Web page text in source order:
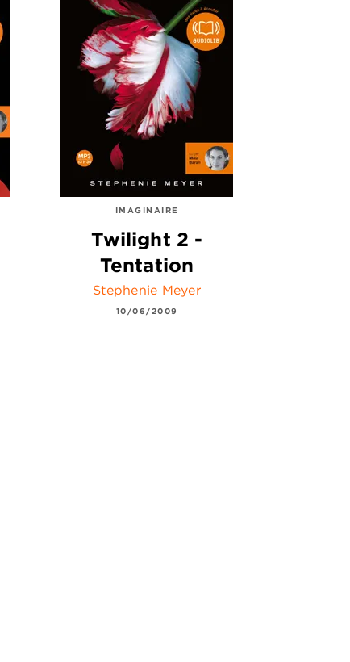
IMAGINAIRE
Twilight 2 -
Tentation
Stephenie Meyer
10/06/2009